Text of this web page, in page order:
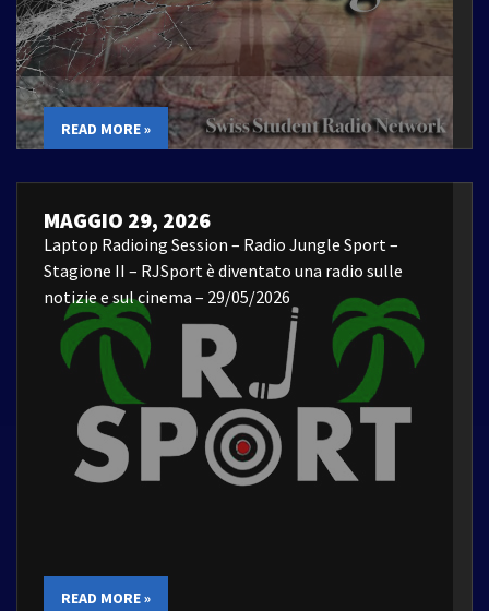
READ MORE »
MAGGIO 29, 2026
Laptop Radioing Session – Radio Jungle Sport –
Stagione II – RJSport è diventato una radio sulle
notizie e sul cinema – 29/05/2026
READ MORE »